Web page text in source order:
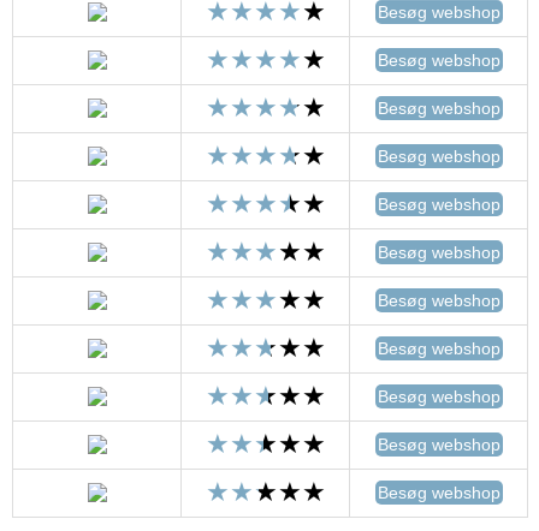
Besøg webshop
Besøg webshop
Besøg webshop
Besøg webshop
Besøg webshop
Besøg webshop
Besøg webshop
Besøg webshop
Besøg webshop
Besøg webshop
Besøg webshop